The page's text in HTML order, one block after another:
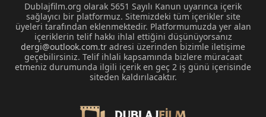
Dublajfilm.org olarak 5651 Sayılı Kanun uyarınca içerik
sağlayıcı bir platformuz. Sitemizdeki tüm içerikler site
üyeleri tarafından eklenmektedir. Platformumuzda yer alan
içeriklerin telif hakkı ihlal ettiğini düşünüyorsanız
dergi@outlook.com.tr adresi üzerinden bizimle iletişime
geçebilirsiniz. Telif ihlali kapsamında bizlere müracaat
etmeniz durumunda ilgili içerik en geç 2 iş günü içerisinde
siteden kaldırılacaktır.